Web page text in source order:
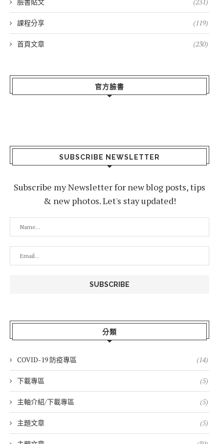
臉書貼文 (231)
課程分享 (119)
首頁文章 (230)
官方臉書
SUBSCRIBE NEWSLETTER
Subscribe my Newsletter for new blog posts, tips
& new photos. Let's stay updated!
分類
COVID-19 防疫專區 (14)
下載專區 (5)
主軸介紹/下載專區 (5)
主題文章 (5)